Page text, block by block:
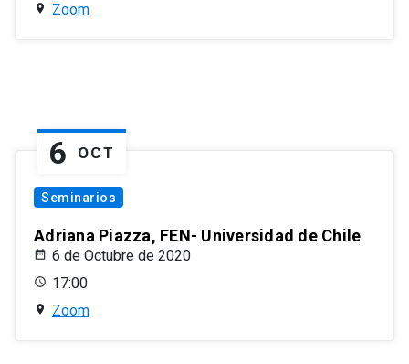
Zoom
6 OCT
Seminarios
Adriana Piazza, FEN- Universidad de Chile
6 de Octubre de 2020
17:00
Zoom